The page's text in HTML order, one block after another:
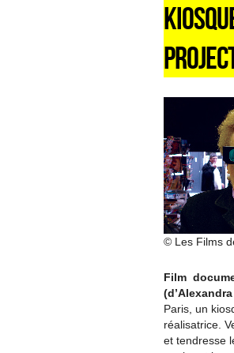
© Les Films
Film
Paris, un
réalisatrice.
et tendresse